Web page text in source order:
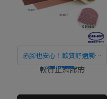
赤腳也安心！軟質舒適觸感
的止滑膠帶!
直接購買
軟質止滑膠帶